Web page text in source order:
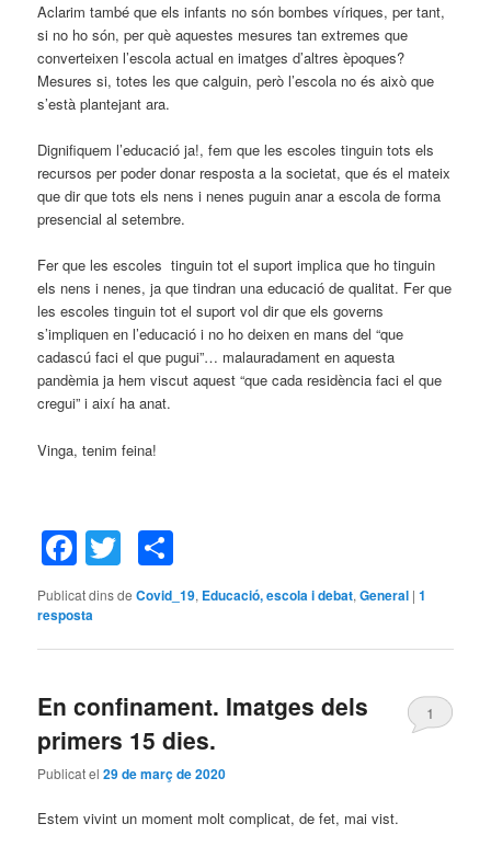
Aclarim també que els infants no són bombes víriques, per tant,
si no ho són, per què aquestes mesures tan extremes que
converteixen l’escola actual en imatges d’altres èpoques?
Mesures si, totes les que calguin, però l’escola no és això que
s’està plantejant ara.
Dignifiquem l’educació ja!, fem que les escoles tinguin tots els
recursos per poder donar resposta a la societat, que és el mateix
que dir que tots els nens i nenes puguin anar a escola de forma
presencial al setembre.
Fer que les escoles tinguin tot el suport implica que ho tinguin
els nens i nenes, ja que tindran una educació de qualitat. Fer que
les escoles tinguin tot el suport vol dir que els governs
s’impliquen en l’educació i no ho deixen en mans del “que
cadascú faci el que pugui”… malauradament en aquesta
pandèmia ja hem viscut aquest “que cada residència faci el que
cregui” i així ha anat.
Vinga, tenim feina!
Facebook
Twitter
Publicat dins de Covid_19, Educació, escola i debat,General |1
resposta
En confinament. Imatges dels
primers 15 dies.
Publicat el29 de març de 2020
1
Estem vivint un moment molt complicat, de fet, mai vist.